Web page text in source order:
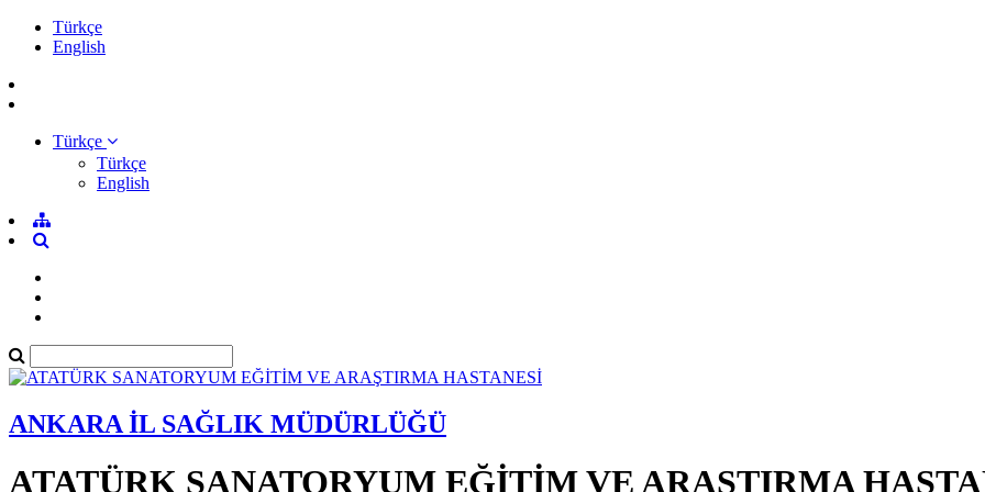
Türkçe
English
Türkçe
Türkçe
English
ANKARA İL SAĞLIK MÜDÜRLÜĞÜ
ATATÜRK SANATORYUM EĞİTİM VE ARAŞTIRMA